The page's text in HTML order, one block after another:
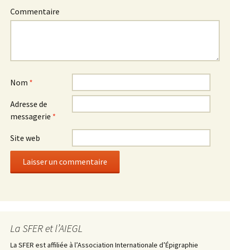
Commentaire
Nom *
Adresse de
messagerie *
Site web
La SFER et l’AIEGL
La SFER est affiliée à l’Association Internationale d’Épigraphie